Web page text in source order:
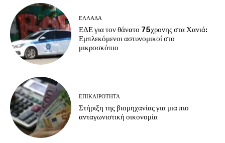
ΕΛΛΑΔΑ
ΕΔΕ για τον θάνατο 75χρονης στα Χανιά:
Εμπλεκόμενοι αστυνομικοί στο
μικροσκόπιο
ΕΠΙΚΑΙΡΟΤΗΤΑ
Στήριξη της βιομηχανίας για μια πιο
ανταγωνιστική οικονομία